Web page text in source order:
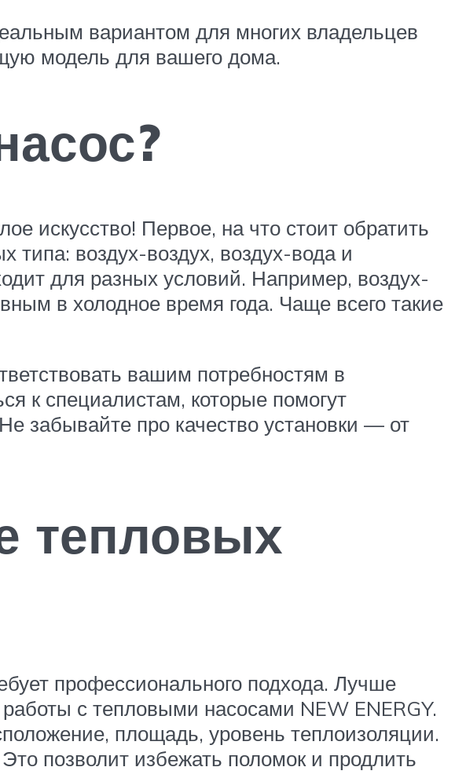
вариантом для многих владельцев
модель для вашего дома.
искусство! Первое, на что стоит обратить
типа: воздух-воздух, воздух-вода и
для разных условий. Например, воздух-
в холодное время года. Чаще всего такие
вашим потребностям в
к специалистам, которые помогут
забывайте про качество установки — от
тепловых
профессионального подхода. Лучше
с тепловыми насосами NEW ENERGY.
площадь, уровень теплоизоляции.
позволит избежать поломок и продлить